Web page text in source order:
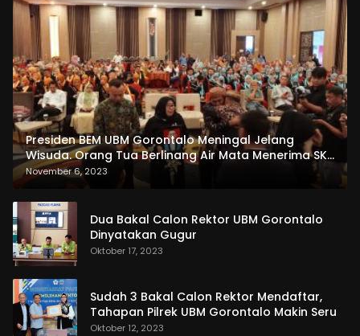
Presiden BEM UBM Gorontalo Meningal Jelang
Wisuda. Orang Tua Berlinang Air Mata Menerima SKL
dan Pemasangan Salempang
November 6, 2023
Dua Bakal Calon Rektor UBM Gorontalo
Dinyatakan Gugur
Oktober 17, 2023
Sudah 3 Bakal Calon Rektor Mendaftar,
Tahapan Pilrek UBM Gorontalo Makin Seru
Oktober 12, 2023